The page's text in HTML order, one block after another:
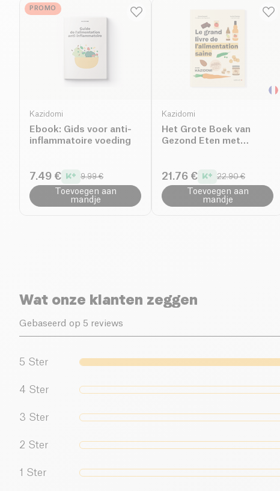
PROMO
Kazidomi
Ebook: Gids voor anti-
inflammatoire voeding
7.49 € 9.99 €
Toevoegen aan
mandje
Kazidomi
Het Grote Boek van
Gezond Eten met
21.76 € 22.90 €
Toevoegen aan
mandje
Wat onze klanten zeggen
Gebaseerd op 5 reviews
5 Ster
4 Ster
3 Ster
2 Ster
1 Ster